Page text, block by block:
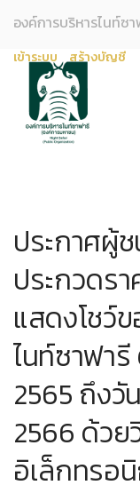
องค์การบริหารไนท์ซ
เข้าระบบ สร้างบัญชี
ประกาศผู้
ประกวดร
แสดงโชว์
ไนท์ซาฟา
2565 ถึง
2566 ด้วย
อิเล็กทรอ